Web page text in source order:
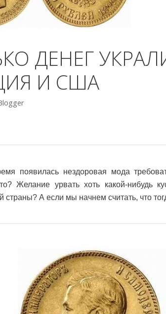
ДЕНЕГ
И США
появилась нездоровая мода
Желание урвать хоть какой-нибудь
страны? А если мы начнем считать, что